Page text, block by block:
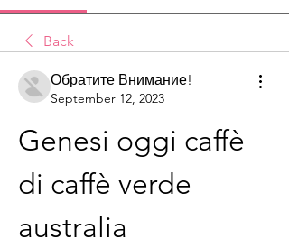
Back
Обратите Внимание!
September 12, 2023
Genesi oggi caffè
di caffè verde
australia